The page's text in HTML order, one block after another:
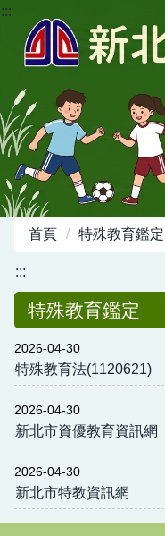
跳
內
容
區
:::
首頁 特殊教育鑑定
:::
特殊教育鑑定
2026-04-30
特殊教育法(1120621)
2026-04-30
新北市資優教育資訊網
2026-04-30
新北市特教資訊網